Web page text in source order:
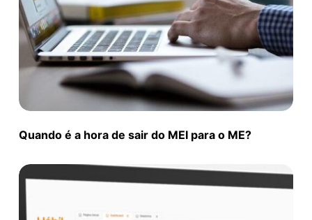
Quando é a hora de sair do MEI para o ME?